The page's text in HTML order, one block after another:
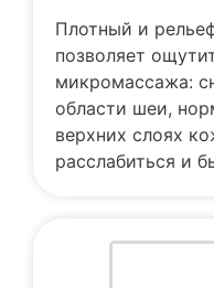
Плотный и
позволяет
микромассажа:
области шеи,
верхних слоях
расслабиться и